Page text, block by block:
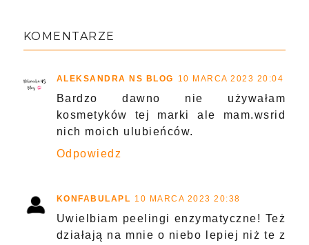
KOMENTARZE
ALEKSANDRA NS BLOG 10 MARCA 2023 20:04
Bardzo dawno nie używałam
kosmetyków tej marki ale mam.wsrid
nich moich ulubieńców.
Odpowiedz
KONFABULAPL 10 MARCA 2023 20:38
Uwielbiam peelingi enzymatyczne! Też
działają na mnie o niebo lepiej niż te z